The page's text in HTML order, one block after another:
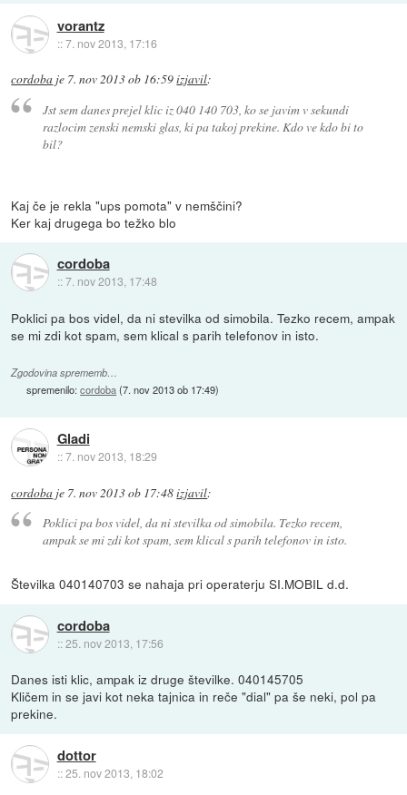
vorantz
::7. nov 2013, 17:16
cordoba je 7. nov 2013 ob 16:59izjavil:
Jst sem danes prejel klic iz 040 140 703, ko se javim v sekundi
razlocim zenski nemski glas, ki pa takoj prekine. Kdo ve kdo bi to
bil?
Kaj če je rekla "ups pomota" v nemščini?
Ker kaj drugega bo težko blo
cordoba
::7. nov 2013, 17:48
Poklici pa bos videl, da ni stevilka od simobila. Tezko recem, ampak
se mi zdi kot spam, sem klical s parih telefonov in isto.
Zgodovina sprememb…
spremenilo:cordoba(7. nov 2013 ob 17:49)
Gladi
::7. nov 2013, 18:29
cordoba je 7. nov 2013 ob 17:48izjavil:
Poklici pa bos videl, da ni stevilka od simobila. Tezko recem,
ampak se mi zdi kot spam, sem klical s parih telefonov in isto.
Številka 040140703 se nahaja pri operaterju SI.MOBIL d.d.
cordoba
::25. nov 2013, 17:56
Danes isti klic, ampak iz druge številke. 040145705
Kličem in se javi kot neka tajnica in reče "dial" pa še neki, pol pa
prekine.
dottor
::25. nov 2013, 18:02